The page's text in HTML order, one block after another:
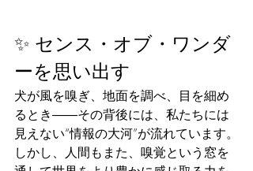
✨ センス・オブ・ワンダ
ーを思い出す
犬が風を嗅ぎ、地面を調べ、目を細め
るとき――その背後には、私たちには
見えない“情報の大河”が流れています。
しかし、人間もまた、嗅覚という窓を